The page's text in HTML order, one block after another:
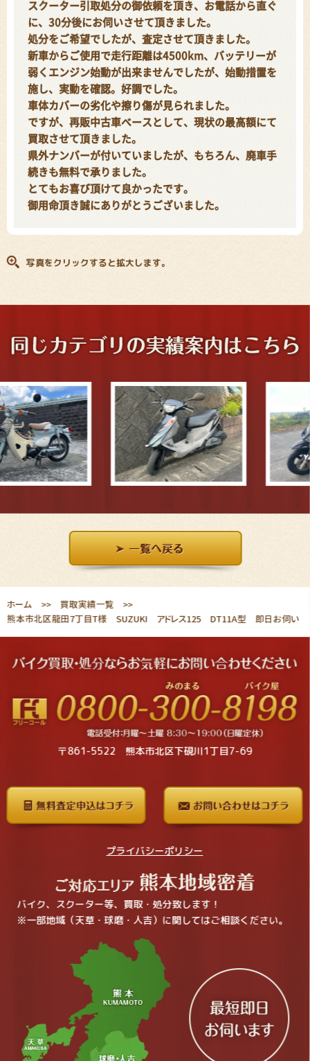
スクーター引取処分の御依頼を頂き、お電話から直ぐ
に、30分後にお伺いさせて頂きました。
処分をご希望でしたが、査定させて頂きました。
新車からご使用で走行距離は4500km、バッテリーが
弱くエンジン始動が出来ませんでしたが、始動措置を
施し、実動を確認。好調でした。
車体カバーの劣化や擦り傷が見られました。
ですが、再販中古車ベースとして、現状の最高額にて
買取させて頂きました。
県外ナンバーが付いていましたが、もちろん、廃車手
続きも無料で承りました。
とてもお喜び頂けて良かったです。
御用命頂き誠にありがとうございました。
写真をクリックすると拡大します。
ホーム 買取実績一覧
熊本市北区龍田7丁目T様 SUZUKI アドレス125 DT11A型 即日お伺い
〒861-5522 熊本市北区下硯川1丁目7-69
プライバシーポリシー
バイク、スクーター等、買取・処分致します！
※一部地域（天草・球磨・人吉）に関してはご相談ください。